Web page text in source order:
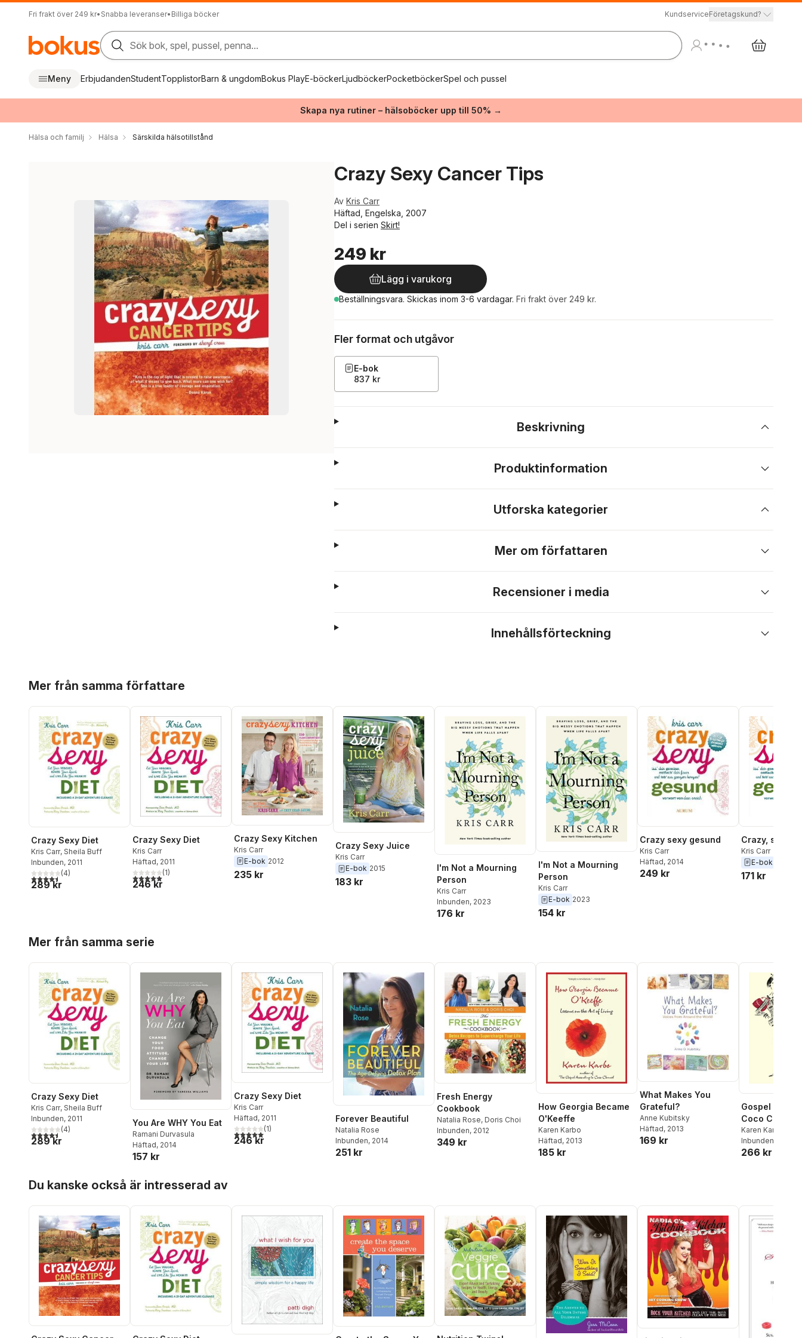
Fri frakt över 249 kr• Snabba leveranser• Billiga böcker KundserviceFöretagskund?
Sök bok, spel, pussel, penna...
Meny ErbjudandenStudentTopplistorBarn & ungdomBokus PlayE-böckerLjudböckerPocketböckerSpel och pussel
Skapa nya rutiner – hälsoböcker upp till 50% →
Hälsa och familj Hälsa Särskilda hälsotillstånd
Crazy Sexy Cancer Tips
Av Kris Carr
Häftad, Engelska, 2007
Del i serien Skirt!
249 kr
Lägg i varukorg
Beställningsvara. Skickas inom 3-6 vardagar. Fri frakt över 249 kr.
Fler format och utgåvor
E-bok
837 kr
Beskrivning
Produktinformation
Utforska kategorier
Mer om författaren
Recensioner i media
Innehållsförteckning
Mer från samma författare
Crazy Sexy Diet
Kris Carr, Sheila Buff
Inbunden, 2011
4,5utav 5 stjärnor. Totalt antal röster:
(4)
289 kr
Crazy Sexy Diet
Kris Carr
Häftad, 2011
5,0utav 5 stjärnor. Totalt antal röster:
(1)
246 kr
Crazy Sexy Kitchen
Kris Carr
E-bok 2012
235 kr
Crazy Sexy Juice
Kris Carr
E-bok 2015
183 kr
I'm Not a Mourning
Person
Kris Carr
Inbunden, 2023
176 kr
I'm Not a Mourning
Person
Kris Carr
E-bok 2023
154 kr
Crazy sexy gesund
Kris Carr
Häftad, 2014
249 kr
Crazy, sexy,
Kris Carr
E-bok
171 kr
Mer från samma serie
Crazy Sexy Diet
Kris Carr, Sheila Buff
Inbunden, 2011
4,5utav 5 stjärnor. Totalt antal röster:
(4)
289 kr
You Are WHY You Eat
Ramani Durvasula
Häftad, 2014
157 kr
Crazy Sexy Diet
Kris Carr
Häftad, 2011
5,0utav 5 stjärnor. Totalt antal röster:
(1)
246 kr
Forever Beautiful
Natalia Rose
Inbunden, 2014
251 kr
Fresh Energy
Cookbook
Natalia Rose, Doris Choi
Inbunden, 2012
349 kr
How Georgia Became
O'Keeffe
Karen Karbo
Häftad, 2013
185 kr
What Makes You
Grateful?
Anne Kubitsky
Häftad, 2013
169 kr
Gospel
Coco Chanel
Karen Karbo
Inbunden
266 kr
Du kanske också är intresserad av